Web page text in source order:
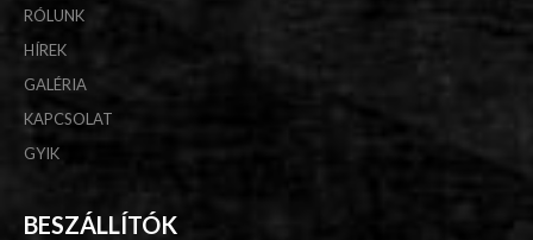
RÓLUNK
HÍREK
GALÉRIA
KAPCSOLAT
GYIK
BESZÁLLÍTÓK